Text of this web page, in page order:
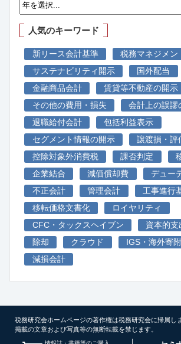
人気のキーワード
新リース会計基準
税務マネジメン
サステナビリティ開示
国外配当
金融商品会計
賃貸等不動産の開示
その他の費用・損失
会計上の誤謬
退職給付会計
包括利益表示
セグメント情報の開示
譲渡損・評
控除対象外消費税
課否判定
企業結合
減価償却費
デュー
不正会計
管理会計
工事進行
移転価格文書化
ロイヤリティ
CFC・タックスヘイブン
資本的支
除却
クラウド IGS・海外寄
減損会計
税務研究会ホームページの著作権は税務研究会に帰属し
掲載の文章および写真等の無断転載を禁じます。